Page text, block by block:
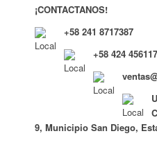
¡CONTACTANOS!
+58 241 8717387
+58 424
9, Municipio San Diego,